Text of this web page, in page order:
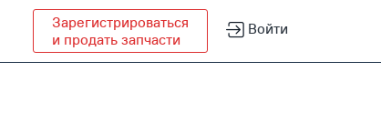
Зарегистрироваться
и продать запчасти
Войти